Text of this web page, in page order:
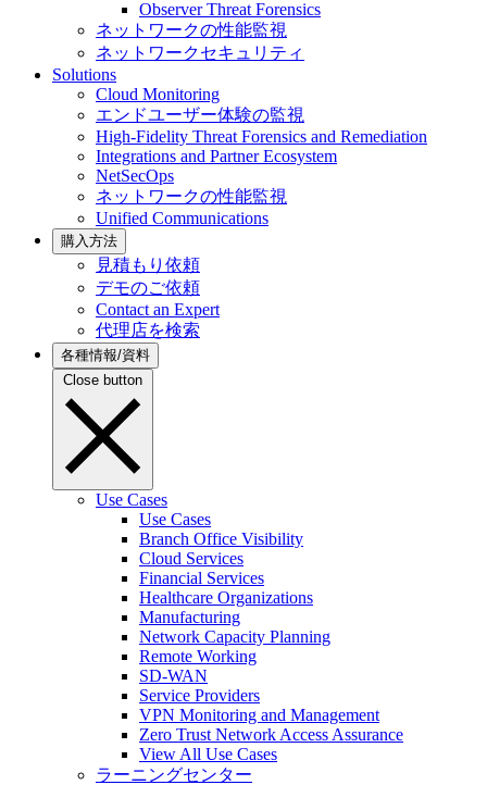
Observer Threat Forensics
ネットワークの性能監視
ネットワークセキュリティ
Solutions
Cloud Monitoring
エンドユーザー体験の監視
High-Fidelity Threat Forensics and Remediation
Integrations and Partner Ecosystem
NetSecOps
ネットワークの性能監視
Unified Communications
購入方法
見積もり依頼
デモのご依頼
Contact an Expert
代理店を検索
各種情報/資料
Close button
Use Cases
Use Cases
Branch Office Visibility
Cloud Services
Financial Services
Healthcare Organizations
Manufacturing
Network Capacity Planning
Remote Working
SD-WAN
Service Providers
VPN Monitoring and Management
Zero Trust Network Access Assurance
View All Use Cases
ラーニングセンター